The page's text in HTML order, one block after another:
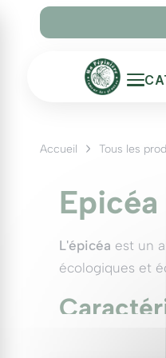
Accueil Tous les
Epicéa
L'épicéa est un
écologiques et
Panneau de gestion des